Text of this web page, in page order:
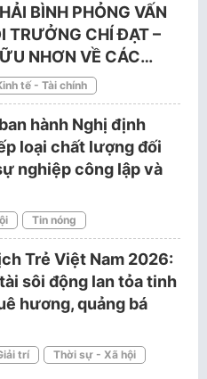
BÌNH PHỎNG VẤN
TRƯỞNG CHÍ ĐẠT –
NHƠN VỀ CÁC…
tế - Tài chính
hành Nghị định
loại chất lượng đối
nghiệp công lập và
Tin nóng
Trẻ Việt Nam 2026:
sôi động lan tỏa tinh
hương, quảng bá
trí
Thời sự - Xã hội